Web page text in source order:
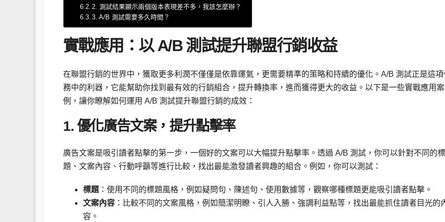
2. 測試結果顯示兩個版本表現差不多，我該怎麼辦？
3. A/B 測試需要多久時間？
實戰應用：以 A/B 測試提升聯盟行銷收益
在聯盟行銷的世界中，獲取更多利潤不僅僅是依靠運氣，更需要精準的策略和持續的優化。A/B 測試正是這項
務中的利器，它能幫助你找到最有效的行銷組合，提升轉換率，進而獲得更大的收益。以下是一些實戰應用案
例，讓你瞭解如何運用 A/B 測試提升聯盟行銷的成效：
1. 優化廣告文案，提升點擊率
廣告文案是吸引讀者點擊的第一步，一個好的文案可以大幅提升點擊率。透過 A/B 測試，你可以針對不同的標
題、文案內容、行動呼籲等進行比較，找出最能激發讀者興趣的組合。例如，你可以測試：
標題 ：使用不同的標題風格，例如疑問句、陳述句、使用數據等，觀察哪種標題更能吸引讀者點擊。
文案內容 ：比較不同的文案風格，例如簡潔明瞭、引人入勝、強調利益點等，找出最能抓住讀者目光的
容。